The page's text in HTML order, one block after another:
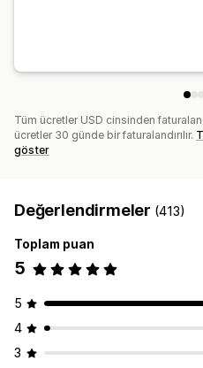
Tüm ücretler USD cinsinden
ücretler 30 günde bir faturalandırılır.
göster
Değerlendirmeler (413)
Toplam puan
5
5
4
3